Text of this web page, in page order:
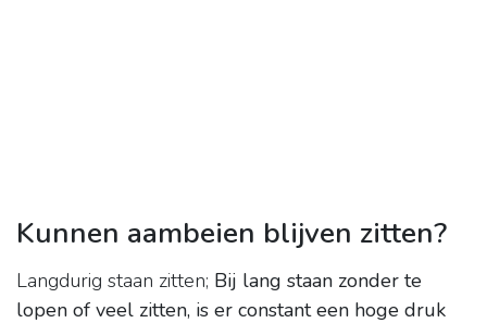
Kunnen aambeien blijven zitten?
Langdurig staan zitten; Bij lang staan zonder te
lopen of veel zitten, is er constant een hoge druk